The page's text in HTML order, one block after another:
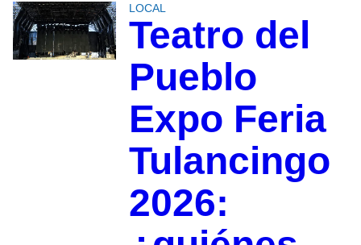
LOCAL
Teatro del
Pueblo
Expo Feria
Tulancingo
2026: